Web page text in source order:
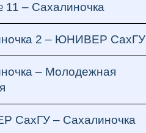
– Сахалиночка
2 – ЮНИВЕР СахГУ
– Молодежная
СахГУ – Сахалиночка